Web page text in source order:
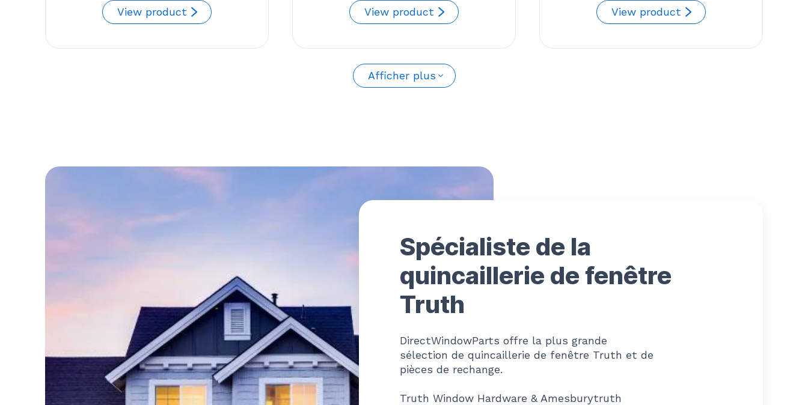
de
prix :
View product
de
prix :
$64.50
View product
de
prix :
View product
Afficher plus
Spécialiste de la
quincaillerie de fenêtre
Truth
DirectWindowParts offre la plus grande
sélection de quincaillerie de fenêtre Truth et de
pièces de rechange.
Truth Window Hardware & Amesburytruth